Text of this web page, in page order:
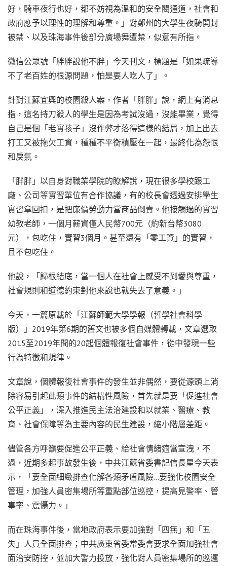
好，騎車夜行也好，都不妨視為溫和的安全閥通道，社會和
政府應予以理性的理解和尊重。」對鄭州的大學生夜騎開封
被禁、以及珠海事件後部分廣場舞遭禁，似意有所指。
微信公眾號「胖胖說他不胖」今天刊文，標題是「如果疏導
不了老百姓的根源問題，怕是要人吃人了」。
針對江蘇宜興的校園殺人案，作者「胖胖」說，網上有消息
指，這名持刀殺人的學生是因為考試沒過，沒能畢業，覺得
自己是個「老實孩子」沒作弊才落得這樣的結局，加上出去
打工又被拖欠工資，種種不平衡積壓在一起，最終化為怨恨
和戾氣。
「胖胖」以自身對職業學院的瞭解說，現在很多學校跟工
廠、公司等實習單位有合作協議，有的校長會透過安排學生
實習拿回扣，是把廉價勞動力當商品倒賣。他接觸過的實習
幼教老師，一個月薪資僅人民幣700元（約新台幣3080
元），包吃住，實習3個月。甚至還有「零工資」的實習，
且不包吃住。
他說，「歸根結底，當一個人在社會上感受不到愛與尊重，
社會規則和道德約束對他來說也就失去了意義。」
今天，一篇原載於「江蘇師範大學學報（哲學社會科學
版）」2019年第6期的舊文也被多個自媒體轉載，文章選取
2015至2019年間的20起個體報復社會事件，從中發現一些
行為特徵和規律。
文章說，個體報復社會事件的發生並非偶然，要從源頭上消
除容易引起此類事件的結構性風險，首先就是要「促進社會
公平正義」，深入推進民主法治建設和以就業、醫療、教
育、社會保障等為主要內容的民生建設，縮小階層差距。
儘管各方呼籲要促進公平正義、給社會情緒適當宣洩，不
過，近期多起事故發生後，中共江蘇省委書記信長星今天表
示，「要全面細緻排查化解各類矛盾風險…要強化校園安全
管理，加強人員密集場所等重點部位巡控，提高見警率、管
事率、震懾力。」
而在珠海事件後，當地政府表示要加強對「四無」和「五
失」人員全面排查；中共廣東省委常委會要求全面加強社會
面治安防控，並加大警力投放，強化對人員密集場所的巡邏